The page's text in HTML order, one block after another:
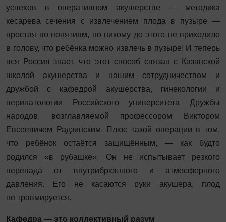
успехов в оперативном акушерстве — методика
кесарева сечения с извлечением плода в пузыре —
простая по понятиям, но никому до этого не приходило
в голову, что ребёнка можно извлечь в пузыре! И теперь
вся Россия знает, что этот способ связан с Казанской
школой акушерства и нашим сотрудничеством и
дружбой с кафедрой акушерства, гинекологии и
перинатологии Российского университета Дружбы
народов, возглавляемой профессором Виктором
Евсеевичем Радзинским. Плюс такой операции в том,
что ребёнок остаётся защищённым, — как будто
родился «в рубашке». Он не испытывает резкого
перепада от внутрибрюшного и атмо­сферного
давления. Его не касаются руки акушера, плод
не травмируется.
Кафедра — это коллективный разум